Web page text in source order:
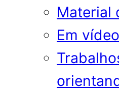
Material
Em vídeo